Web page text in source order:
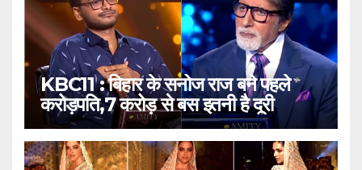
KBC11 : बिहार के सनोज राज बने पहले
करोड़पति,7 करोड़ से बस इतनी है दूरी